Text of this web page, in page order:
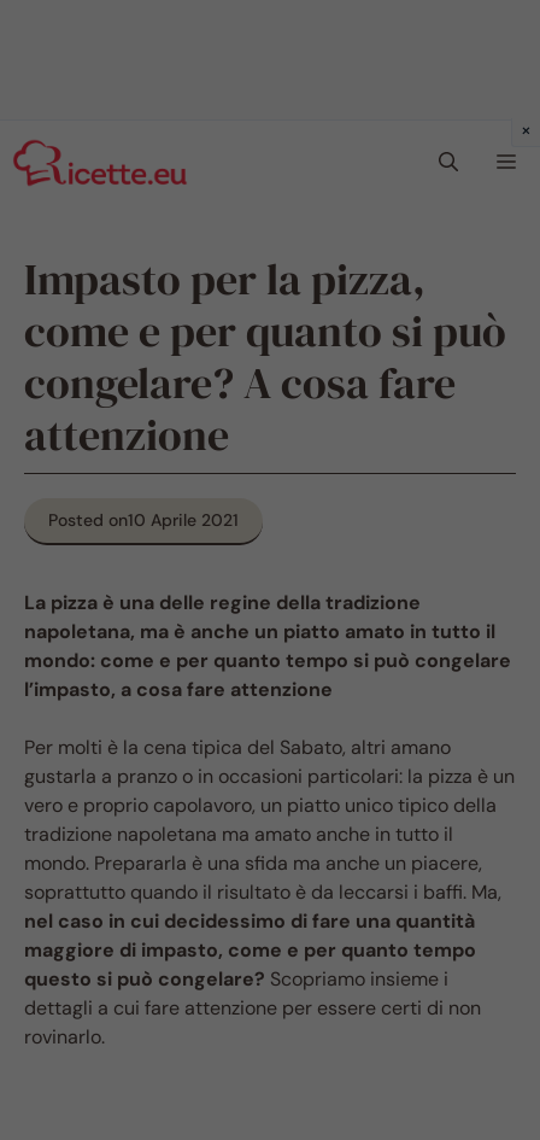
al
contenuto
Impasto per la pizza,
come e per quanto si può
congelare? A cosa fare
attenzione
Posted on10 Aprile 2021
La pizza è una delle regine della tradizione
napoletana, ma è anche un piatto amato in tutto il
mondo: come e per quanto tempo si può congelare
l’impasto, a cosa fare attenzione
Per molti è la cena tipica del Sabato, altri amano
gustarla a pranzo o in occasioni particolari: la pizza è un
vero e proprio capolavoro, un piatto unico tipico della
tradizione napoletana ma amato anche in tutto il
mondo. Prepararla è una sfida ma anche un piacere,
soprattutto quando il risultato è da leccarsi i baffi. Ma,
nel caso in cui decidessimo di fare una quantità
maggiore di impasto, come e per quanto tempo
questo si può congelare? Scopriamo insieme i
dettagli a cui fare attenzione per essere certi di non
rovinarlo.